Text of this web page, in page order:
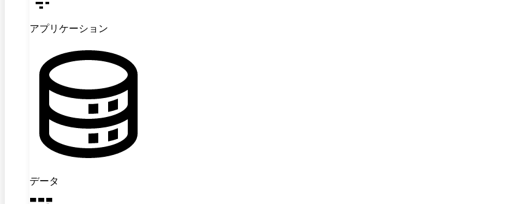
アプリケーション
データ